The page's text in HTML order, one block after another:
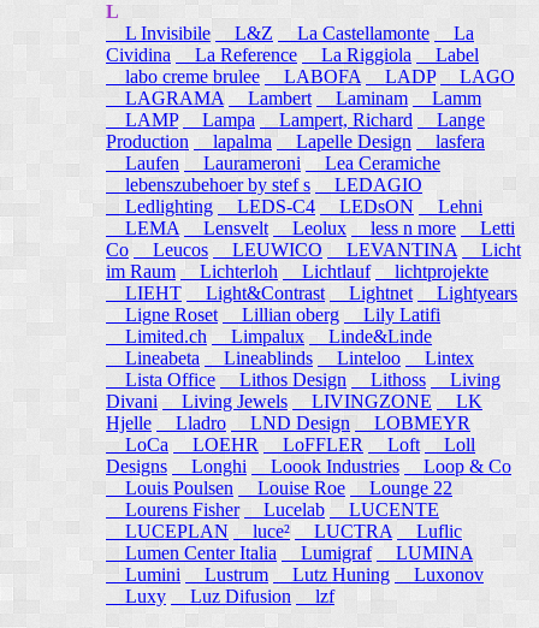
L
L Invisibile
L&Z La Castellamonte
La
Cividina
La Reference La Riggiola
Label
labo creme brulee
LABOFA LADP
LAGO
LAGRAMA
Lambert Laminam
Lamm
LAMP
Lampa Lampert, Richard
Lange
Production
lapalma Lapelle Design
lasfera
Laufen
Laurameroni
Lea Ceramiche
lebenszubehoer by stef s
LEDAGIO
Ledlighting
LEDS-C4 LEDsON
Lehni
LEMA
Lensvelt Leolux less n more
Letti
Co
Leucos LEUWICO LEVANTINA
Licht
im Raum
Lichterloh Lichtlauf lichtprojekte
LIEHT
Light&Contrast Lightnet
Lightyears
Ligne Roset
Lillian oberg
Lily Latifi
Limited.ch
Limpalux
Linde&Linde
Lineabeta
Lineablinds Linteloo
Lintex
Lista Office Lithos Design Lithoss
Living
Divani
Living Jewels LIVINGZONE
LK
Hjelle
Lladro LND Design
LOBMEYR
LoCa
LOEHR LoFFLER Loft
Loll
Designs
Longhi Loook Industries
Loop & Co
Louis Poulsen
Louise Roe
Lounge 22
Lourens Fisher
Lucelab
LUCENTE
LUCEPLAN
luce² LUCTRA
Luflic
Lumen Center Italia
Lumigraf
LUMINA
Lumini
Lustrum Lutz Huning
Luxonov
Luxy
Luz Difusion lzf